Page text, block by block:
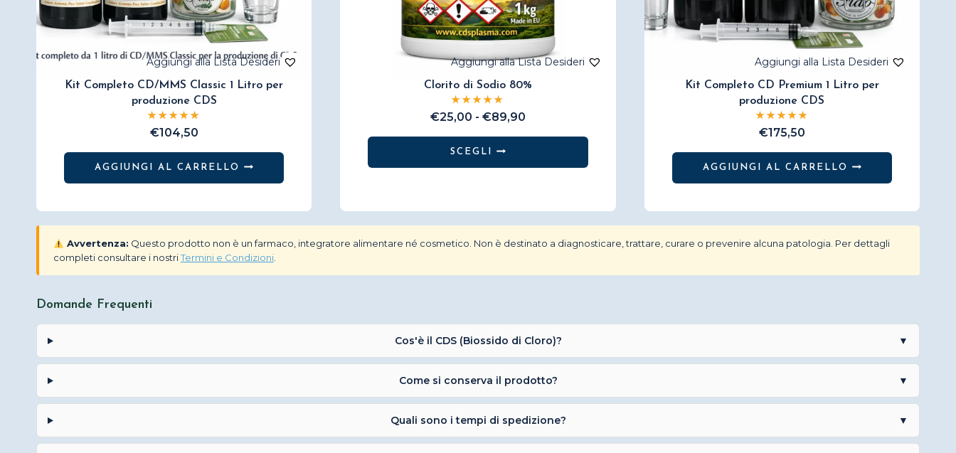
Kit Completo CD/MMS Classic 1 Litro per
produzione CDS
€104,50
AGGIUNGI AL CARRELLO
Clorito di Sodio 80%
€25,00 - €89,90Fascia
€89,90
SCEGLI
ha
più
varianti.
nella
prodotto
Kit Completo CD Premium 1 Litro per
produzione CDS
€175,50
AGGIUNGI AL CARRELLO
Avvertenza: Questo prodotto non è un farmaco, integratore alimentare né cosmetico. Non è destinato a diagnosticare, trattare, curare o prevenire alcuna patologia. Per dettagli
completi consultare i nostriTermini e Condizioni.
Domande Frequenti
Cos'è il CDS (Biossido di Cloro)? ▼
Come si conserva il prodotto? ▼
Quali sono i tempi di spedizione? ▼